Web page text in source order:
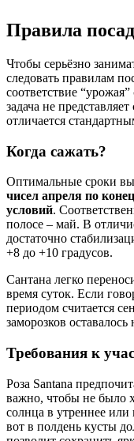
Правила
Чтобы серьёзно
следовать правилам
соответствие
задача не
отличается
Когда сажать?
Оптимальные сроки
чисел апреля по
условий.
полосе – май. В
достаточно
+8 до +10 градусов.
Сантана легко
время суток. Если
периодом считается
заморозков
Требования к
Роза Santana
важно, чтобы не было
солнца в утреннее или
вот в полдень кусты